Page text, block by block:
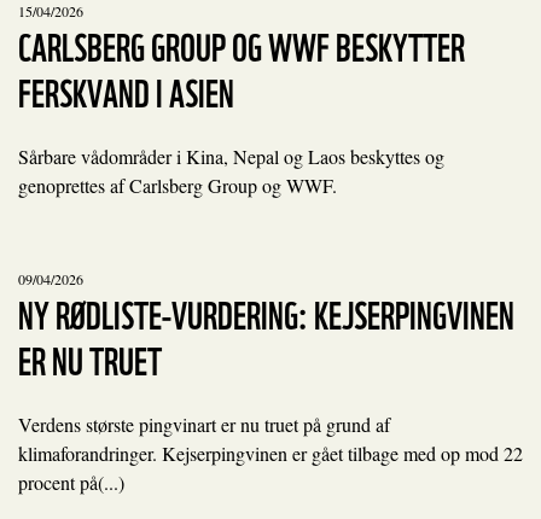
15/04/2026
CARLSBERG GROUP OG WWF BESKYTTER
FERSKVAND I ASIEN
Sårbare vådområder i Kina, Nepal og Laos beskyttes og
genoprettes af Carlsberg Group og WWF.
09/04/2026
NY RØDLISTE-VURDERING: KEJSERPINGVINEN
ER NU TRUET
Verdens største pingvinart er nu truet på grund af
klimaforandringer. Kejserpingvinen er gået tilbage med op mod 22
procent på(...)